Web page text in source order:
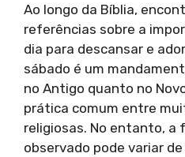
Ao longo da Bíblia,
referências sobre a
dia para descansar e
sábado é um
no Antigo quanto no
prática comum entre
religiosas. No entanto, a
observado pode variar